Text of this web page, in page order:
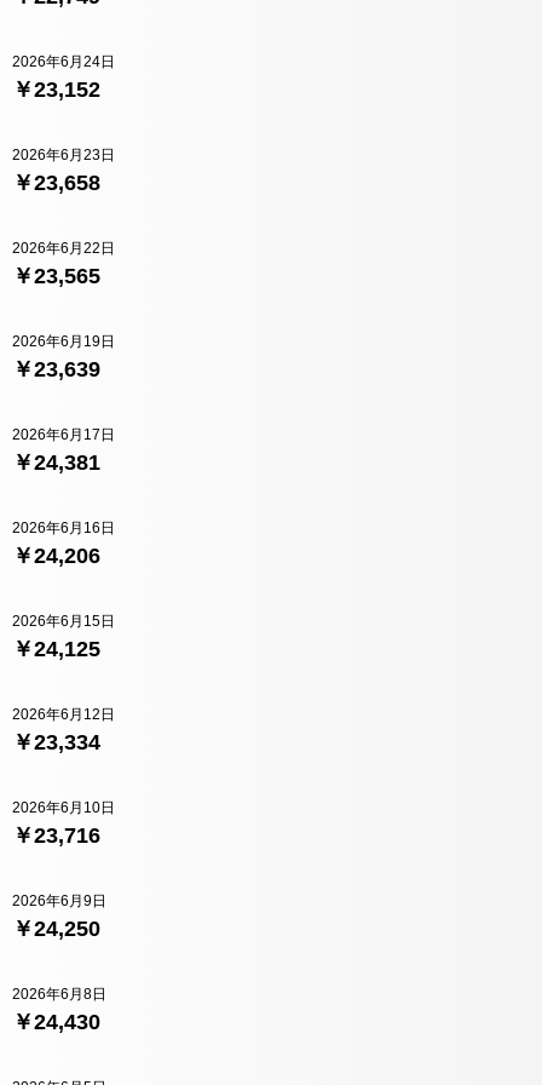
￥23,152
2026年6月24日
￥23,658
2026年6月23日
￥23,565
2026年6月22日
￥23,639
2026年6月19日
￥24,381
2026年6月17日
￥24,206
2026年6月16日
￥24,125
2026年6月15日
￥23,334
2026年6月12日
￥23,716
2026年6月10日
￥24,250
2026年6月9日
￥24,430
2026年6月8日